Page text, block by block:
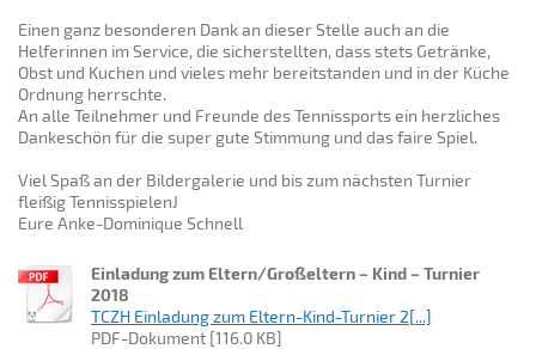
Einen ganz besonderen Dank an dieser Stelle auch an die
Helferinnen im Service, die sicherstellten, dass stets Getränke,
Obst und Kuchen und vieles mehr bereitstanden und in der Küche
Ordnung herrschte.
An alle Teilnehmer und Freunde des Tennissports ein herzliches
Dankeschön für die super gute Stimmung und das faire Spiel.
Viel Spaß an der Bildergalerie und bis zum nächsten Turnier
fleißig TennisspielenJ
Eure Anke-Dominique Schnell
Einladung zum Eltern/Großeltern – Kind – Turnier
2018
TCZH Einladung zum Eltern-Kind-Turnier 2[...]
PDF-Dokument [116.0 KB]